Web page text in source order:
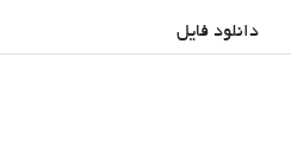
دانلود فایل